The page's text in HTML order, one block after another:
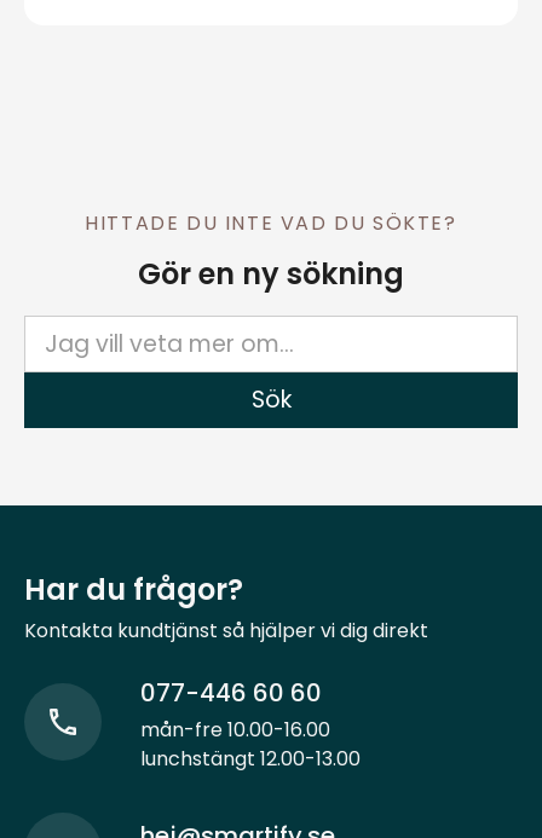
HITTADE DU INTE VAD DU SÖKTE?
Gör en ny sökning
Har du frågor?
Kontakta kundtjänst så hjälper vi dig direkt
077-446 60 60
mån-fre 10.00-16.00
lunchstängt 12.00-13.00